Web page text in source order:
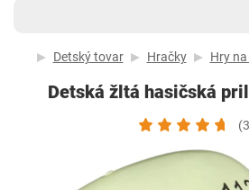
Detský tovar Hračky Hry
Detská žltá hasičská